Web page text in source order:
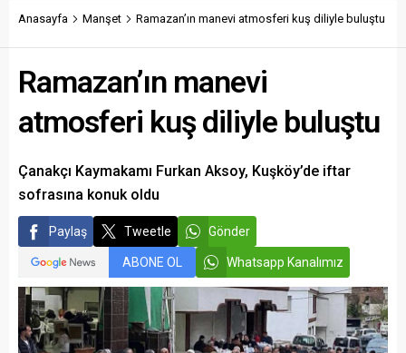
savundu.
Anasayfa Manşet Ramazan’ın manevi atmosferi kuş diliyle buluştu
Ramazan’ın manevi
atmosferi kuş diliyle buluştu
Çanakçı Kaymakamı Furkan Aksoy, Kuşköy’de iftar
sofrasına konuk oldu
Paylaş Tweetle Gönder
ABONE OL Whatsapp Kanalımız